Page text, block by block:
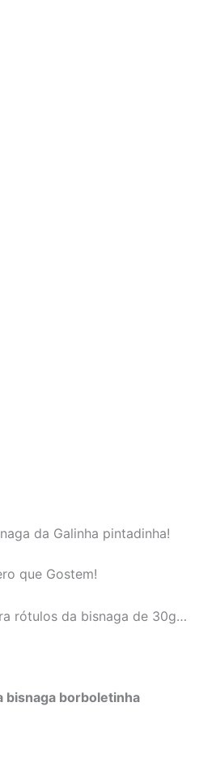
da Galinha pintadinha!
que Gostem!
rótulos da bisnaga de 30g…
bisnaga borboletinha